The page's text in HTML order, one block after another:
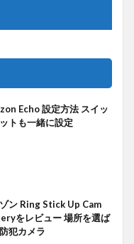
Echo 設定方法 スイッ
トも一緒に設定
ン Ring Stick Up Cam
をレビュー 場所を選ば
犯カメラ